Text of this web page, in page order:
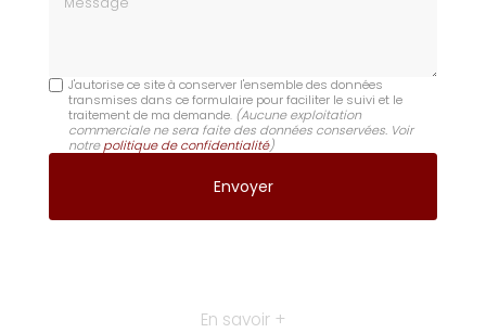
J'autorise ce site à conserver l'ensemble des données
transmises dans ce formulaire pour faciliter le suivi et le
traitement de ma demande. (Aucune exploitation
commerciale ne sera faite des données conservées. Voir
notrepolitique de confidentialité)
En savoir +